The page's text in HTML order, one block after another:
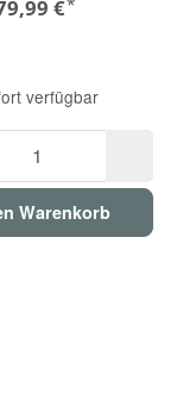
€
verfügbar
Warenkorb